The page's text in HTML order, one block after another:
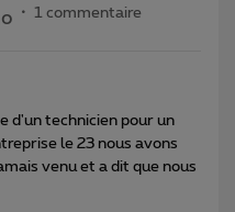
1 commentaire
d'un technicien pour un
le 23 nous avons
venu et a dit que nous